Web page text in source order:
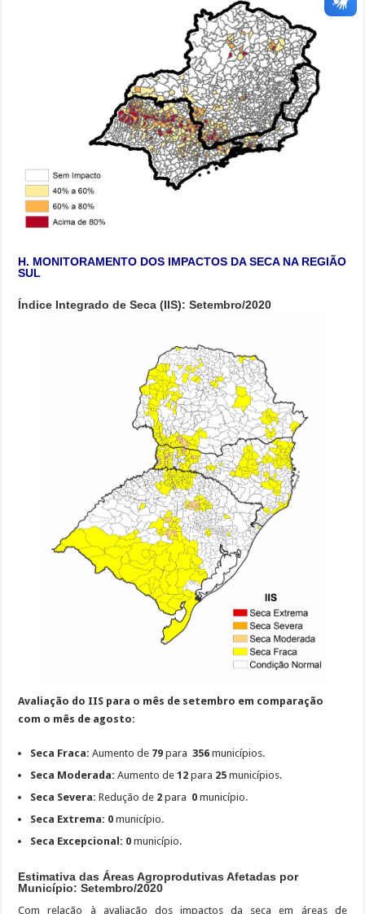
H. MONITORAMENTO DOS IMPACTOS DA SECA NA REGIÃO
SUL
Índice Integrado de Seca (IIS): Setembro/2020
Avaliação do IIS para o mês de setembro em comparação
com o mês de agosto:
Seca Fraca:Aumento de 79 para356 municípios.
Seca Moderada: Aumento de12 para 25 municípios.
Seca Severa:Redução de 2 para 0município.
Seca Extrema: 0município.
Seca Excepcional: 0município.
Estimativa das Áreas Agroprodutivas Afetadas por
Município: Setembro/2020
Com relação à avaliação dos impactos da seca em áreas de